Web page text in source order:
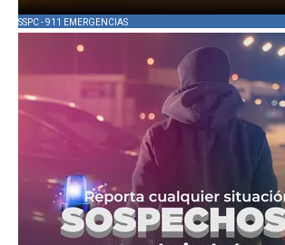
SSPC - 911 EMERGENCIAS